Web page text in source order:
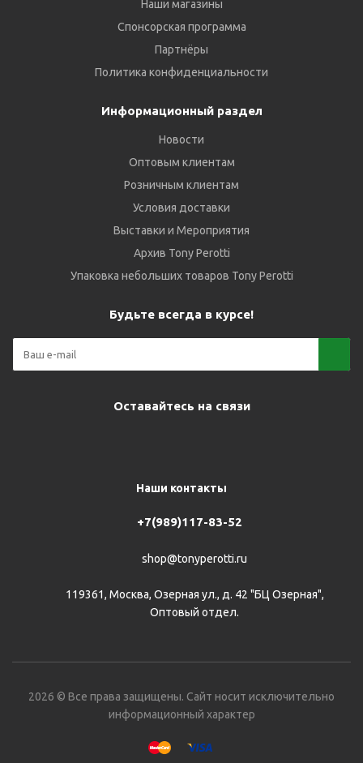
Наши магазины
Спонсорская программа
Партнёры
Политика конфиденциальности
Информационный раздел
Новости
Оптовым клиентам
Розничным клиентам
Условия доставки
Выставки и Мероприятия
Архив Tony Perotti
Упаковка небольших товаров Tony Perotti
Будьте всегда в курсе!
Оставайтесь на связи
Наши контакты
+7(989)117-83-52
shop@tonyperotti.ru
119361, Москва, Озерная ул., д. 42 "БЦ Озерная",
Оптовый отдел.
2026 © Все права защищены. Сайт носит исключительно
информационный характер